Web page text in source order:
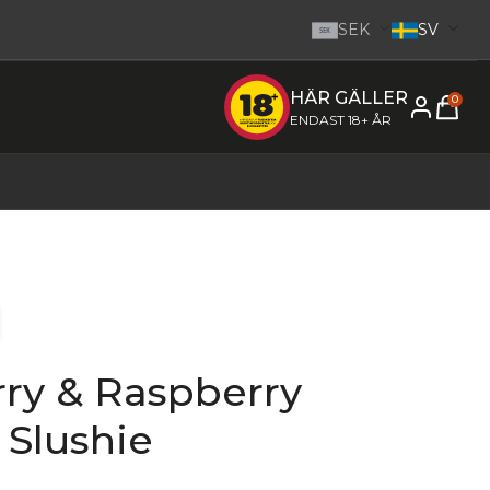
SEK SEK SV
1-2 dagar. Gå till startsidanHÄR GÄLLER
ENDAST 18+ ÅR
0
& Raspberry